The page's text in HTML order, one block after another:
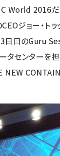
World 2016だ
ジョー・ト
3日目のGuru
センターを
NEW